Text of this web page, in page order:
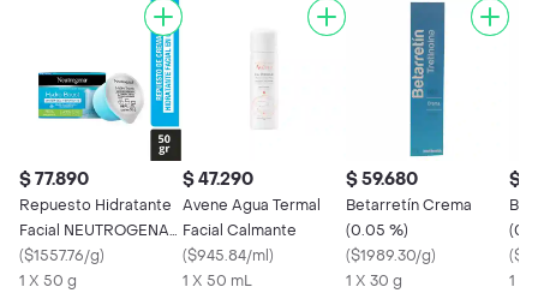
$ 77.890
Repuesto Hidratante
Facial NEUTROGENA
Hydro Boost 50 GR
($1557.76/g)
1 X 50 g
$ 47.290
Avene Agua Termal
Facial Calmante
($945.84/ml)
1 X 50 mL
$ 59.680
Betarretín Crema
(0.05 %)
($1989.30/g)
1 X 30 g
$
(
1 X